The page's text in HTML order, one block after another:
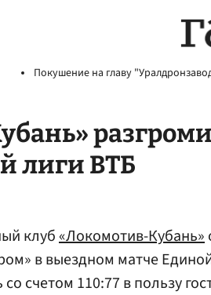
Покушение на главу
лиги ВТБ
клуб«Локомотив-Кубань»
в выездном матче
счетом 110:77 в пользу